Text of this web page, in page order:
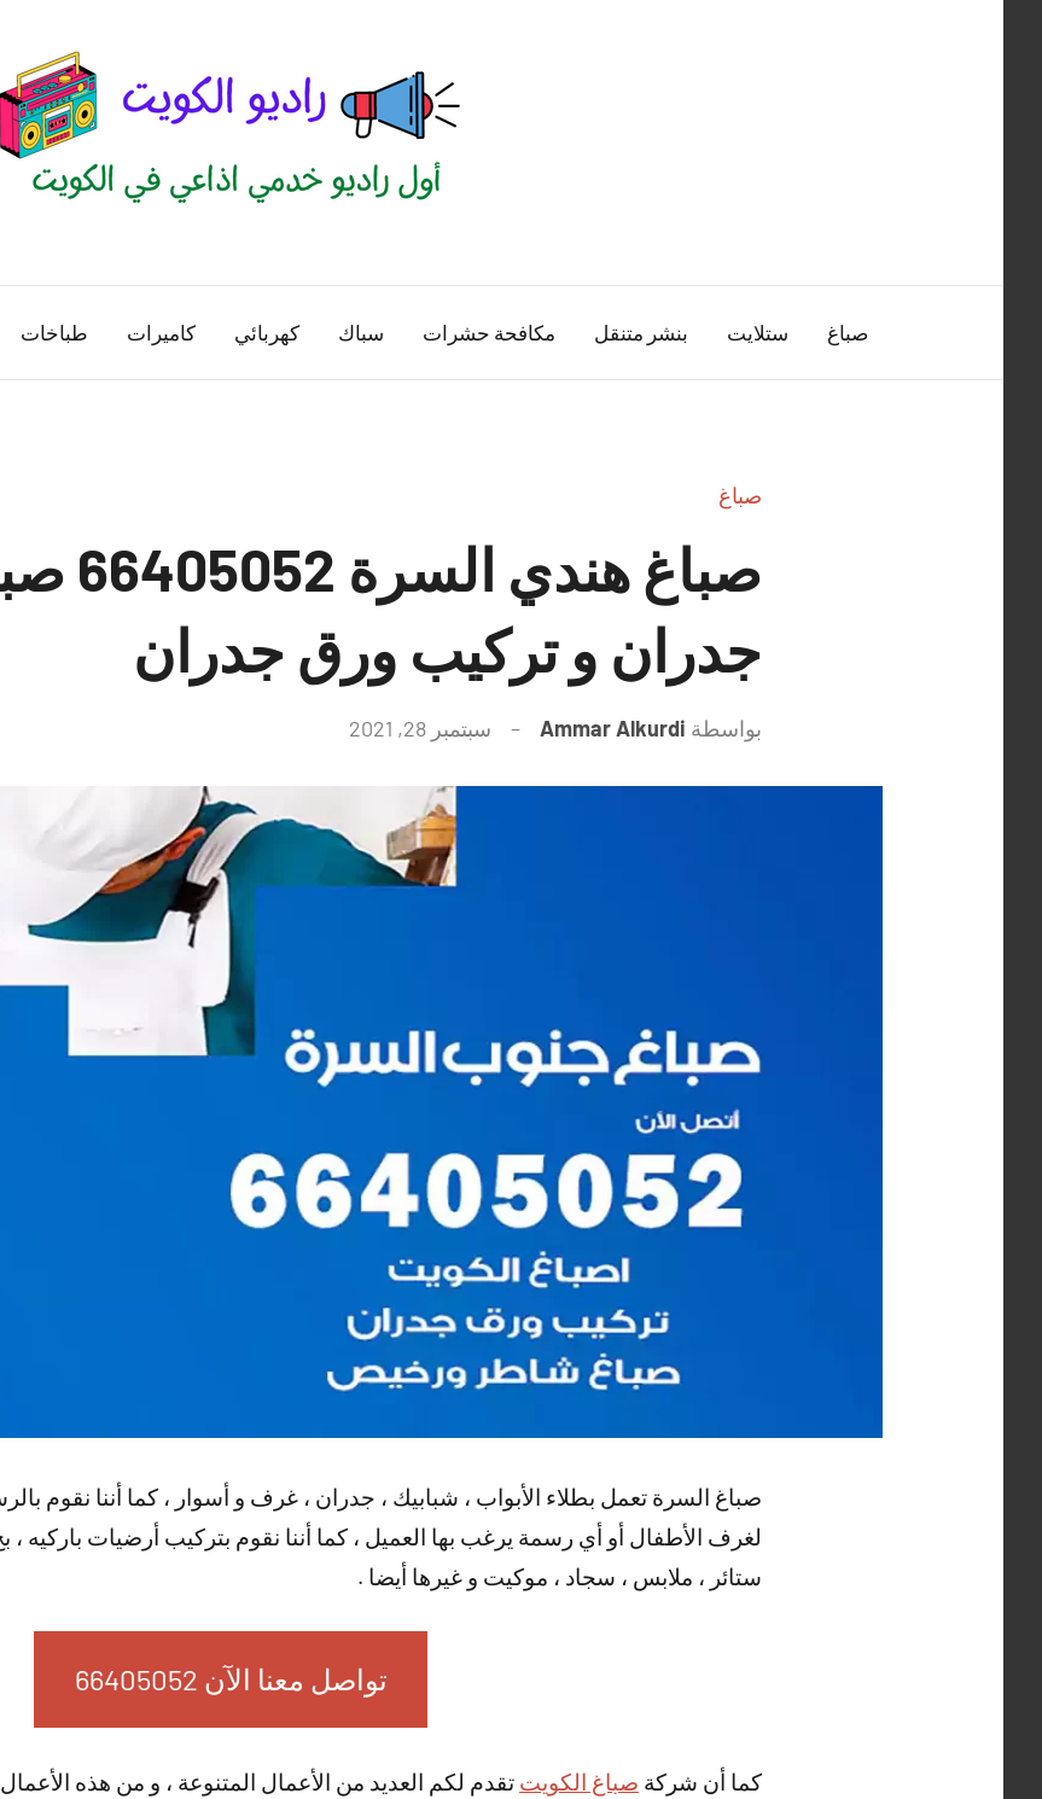
الكويت
منصة
اذاعية
صباغ ستلايت بنشر متنقل مكافحة حشرات سباك كهربائي كاميرات طباخات
صباغ
صباغ
جدران و تركيب ورق جدران
بواسطة Ammar Alkurdi سبتمبر 28, 2021
صباغ السرة تعمل بطلاء الأبواب ، شبابيك ، جدران ، غرف و أسوار ، كما أننا نقوم
لغرف الأطفال أو أي رسمة يرغب بها العميل ، كما أننا نقوم بتركيب أرضيات باركيه ،
ستائر ، ملابس ، سجاد ، موكيت و غيرها أيضا .
تواصل معنا الآن 66405052
كما أن شركة صباغ الكويت تقدم لكم العديد من الأعمال المتنوعة ، و من هذه